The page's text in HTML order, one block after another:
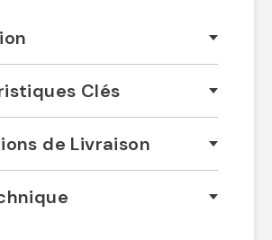
Clés
de Livraison